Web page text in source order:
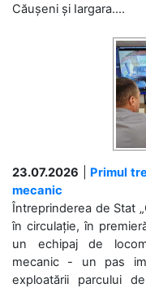
Căușeni și Iargara....
23.07.2026
Primul
mecanic
Întreprinderea de Stat
în circulație, în
un echipaj de
mecanic - un pas
exploatării parcului